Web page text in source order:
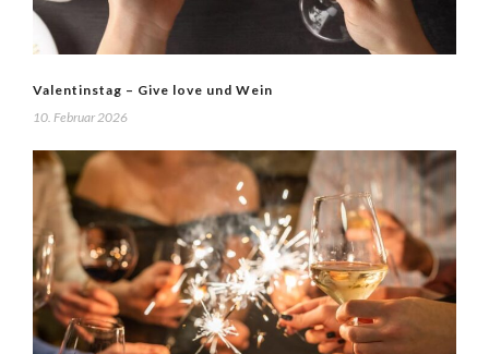
Valentinstag – Give love und Wein
10. Februar 2026